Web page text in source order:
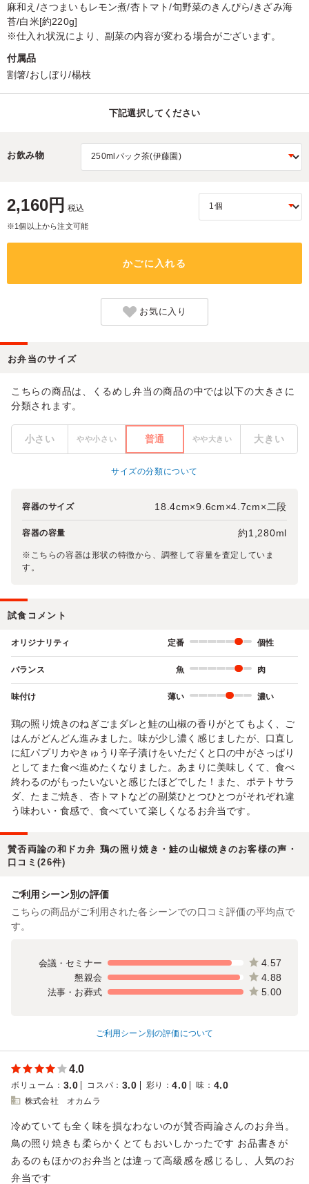
麻和え/さつまいもレモン煮/杏トマト/旬野菜のきんぴら/きざみ海
苔/白米[約220g]
※仕入れ状況により、副菜の内容が変わる場合がございます。
付属品
割箸/おしぼり/楊枝
下記選択してください
お飲み物
2,160円 税込
※1個以上から注文可能
かごに入れる
お気に入り
お弁当のサイズ
こちらの商品は、くるめし弁当の商品の中では以下の大きさに
分類されます。
小さい やや小さい 普通 やや大きい 大きい
サイズの分類について
容器のサイズ 18.4cm×9.6cm×4.7cm×二段
容器の容量 約1,280ml
※こちらの容器は形状の特徴から、調整して容量を査定していま
す。
試食コメント
オリジナリティ 定番 個性
バランス 魚 肉
味付け 薄い 濃い
鶏の照り焼きのねぎごまダレと鮭の山椒の香りがとてもよく、ご
はんがどんどん進みました。味が少し濃く感じましたが、口直し
に紅パプリカやきゅうり辛子漬けをいただくと口の中がさっぱり
としてまた食べ進めたくなりました。あまりに美味しくて、食べ
終わるのがもったいないと感じたほどでした！また、ポテトサラ
ダ、たまご焼き、杏トマトなどの副菜ひとつひとつがそれぞれ違
う味わい・食感で、食べていて楽しくなるお弁当です。
賛否両論の和ドカ弁 鶏の照り焼き・鮭の山椒焼きのお客様の声・
口コミ(26件)
ご利用シーン別の評価
こちらの商品がご利用された各シーンでの口コミ評価の平均点で
す。
会議・セミナー 4.57
懇親会 4.88
法事・お葬式 5.00
ご利用シーン別の評価について
4.0
ボリューム ： 3.0 コスパ ： 3.0 彩り ：4.0 味 ： 4.0
株式会社 オカムラ
冷めていても全く味を損なわないのが賛否両論さんのお弁当。
鳥の照り焼きも柔らかくとてもおいしかったです お品書きが
あるのもほかのお弁当とは違って高級感を感じるし、人気のお
弁当です